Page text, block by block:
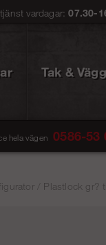
vardagar:07.30-
Tak & Vägg
hela vägen 0586-53
/ Plastlock gr?